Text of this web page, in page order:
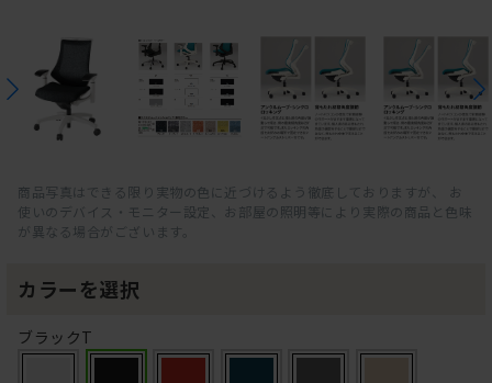
商品写真はできる限り実物の色に近づけるよう徹底しておりますが、 お
使いのデバイス・モニター設定、お部屋の照明等により実際の商品と色味
が異なる場合がございます。
カラーを選択
ブラックT